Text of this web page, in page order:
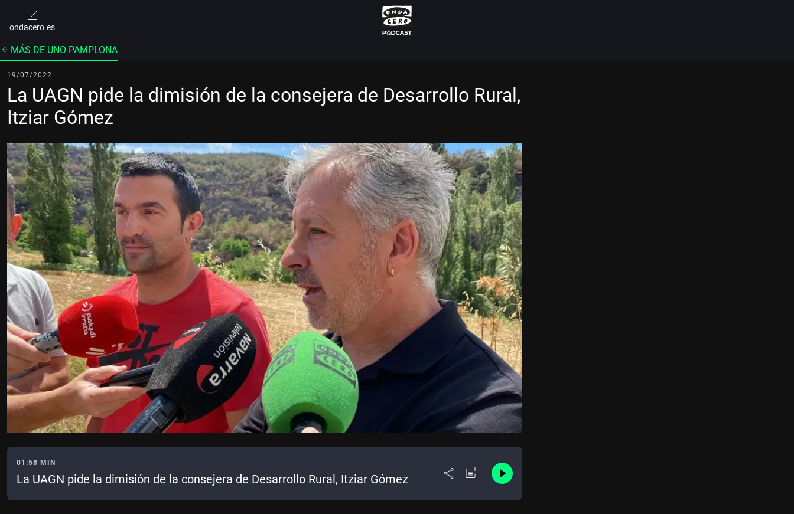
ondacero.es
MÁS DE UNO PAMPLONA
19/07/2022
La UAGN pide la dimisión de la consejera de Desarrollo Rural,
Itziar Gómez
01:58 MIN
La UAGN pide la dimisión de la consejera de Desarrollo Rural, Itziar Gómez